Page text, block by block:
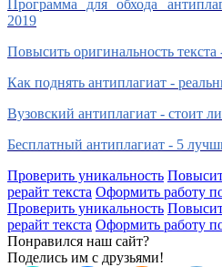
Программа для обхода
2019
Повысить оригинальность
Как поднять антиплагиат -
Вузовский антиплагиат - стоит
Бесплатный антиплагиат - 5
Проверить уникальность
рерайт текста Оформить работу
Проверить уникальность
рерайт текста Оформить работу
Понравился наш сайт?
Поделись им с друзьями!